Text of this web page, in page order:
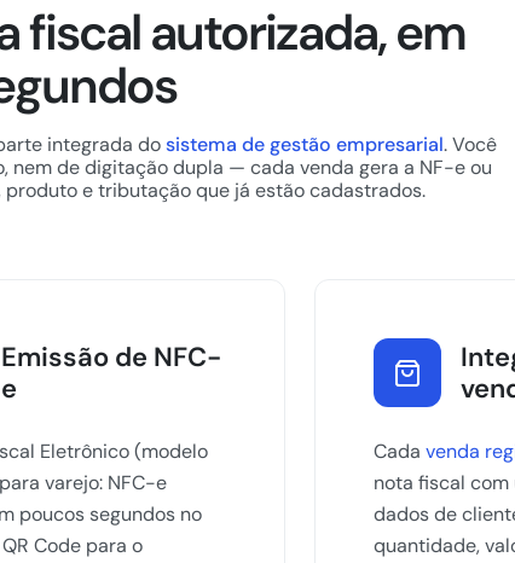
fiscal autorizada, em
integrada dosistema de gestão empresarial. Você
nem de digitação dupla — cada venda gera a NF-e ou
e tributação que já estão cadastrados.
Emissão de NFC-
e
Eletrônico (modelo
varejo: NFC-e
poucos segundos no
Code para o
Cada venda
nota fiscal com
dados de
quantidade,